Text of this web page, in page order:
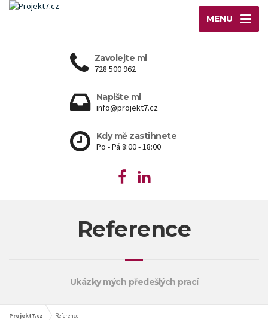
MENU
Zavolejte mi
728 500 962
Napište mi
info@projekt7.cz
Kdy mě zastihnete
Po - Pá 8:00 - 18:00
Reference
Ukázky mých předešlých prací
Projekt7.cz Reference